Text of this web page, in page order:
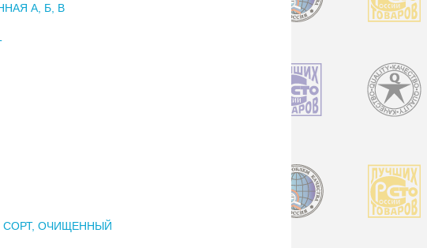
А, Б, В
СОРТ, ОЧИЩЕННЫЙ